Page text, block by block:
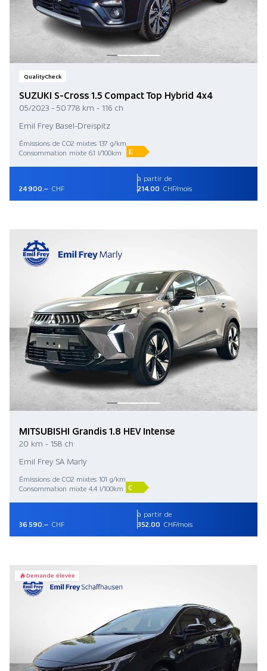
QualityCheck
SUZUKI S-Cross 1.5 Compact Top Hybrid 4x4
05/2023 - 50 778 km - 116 ch
Emil Frey Basel-Dreispitz
Émissions de CO2 mixtes 137 g/km
Consommation mixte 6.1 l/100km
E
24 900.– CHF
à partir de
214.00 CHF/mois
MITSUBISHI Grandis 1.8 HEV Intense
20 km - 158 ch
Emil Frey SA Marly
Émissions de CO2 mixtes 101 g/km
Consommation mixte 4.4 l/100km C
36 590.– CHF
à partir de
352.00 CHF/mois
Demande élevée